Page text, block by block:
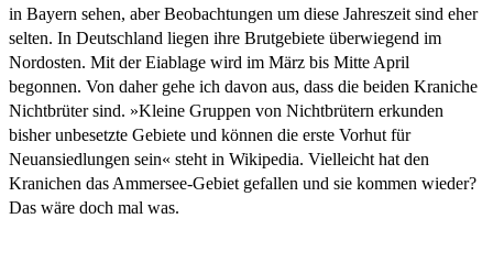
in Bayern sehen, aber Beobachtungen um diese Jahreszeit sind eher
selten. In Deutschland liegen ihre Brutgebiete überwiegend im
Nordosten. Mit der Eiablage wird im März bis Mitte April
begonnen. Von daher gehe ich davon aus, dass die beiden Kraniche
Nichtbrüter sind. »Kleine Gruppen von Nichtbrütern erkunden
bisher unbesetzte Gebiete und können die erste Vorhut für
Neuansiedlungen sein« steht in Wikipedia. Vielleicht hat den
Kranichen das Ammersee-Gebiet gefallen und sie kommen wieder?
Das wäre doch mal was.